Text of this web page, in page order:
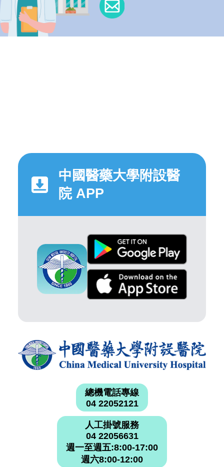
中國醫藥大學附設醫
院 APP
總機電話專線
04 22052121
人工掛號服務
04 22056631
週一至週五:8:00-17:00
週六8:00-12:00